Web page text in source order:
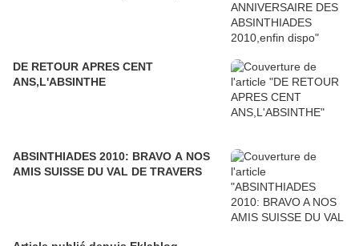
DE RETOUR APRES CENT
ANS,L'ABSINTHE
ABSINTHIADES 2010: BRAVO A NOS
AMIS SUISSE DU VAL DE TRAVERS